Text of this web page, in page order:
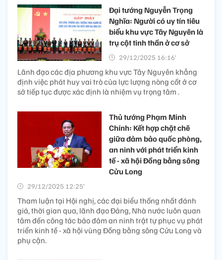
Đại tướng Nguyễn Trọng
Nghĩa: Người có uy tín tiêu
biểu khu vực Tây Nguyên là
trụ cột tinh thần ở cơ sở
29/12/2025 16:16’
Lãnh đạo các địa phương khu vực Tây Nguyên khẳng
định việc phát huy vai trò của lực lượng nòng cốt ở cơ
sở tiếp tục được xác định là nhiệm vụ trọng tâm .
Thủ tướng Phạm Minh
Chính: Kết hợp chặt chẽ
giữa đảm bảo quốc phòng,
an ninh với phát triển kinh
tế - xã hội Đồng bằng sông
Cửu Long
29/12/2025 12:25’
Tham luận tại Hội nghị, các đại biểu thống nhất đánh
giá, thời gian qua, lãnh đạo Đảng, Nhà nước luôn quan
tâm đến công tác bảo đảm an ninh trật tự phục vụ phát
triển kinh tế - xã hội vùng Đồng bằng sông Cửu Long và
phụ cận.